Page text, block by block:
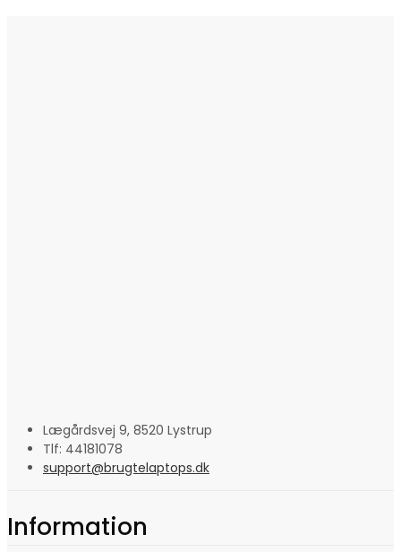
Lægårdsvej 9, 8520 Lystrup
Tlf: 44181078
support@brugtelaptops.dk
Information